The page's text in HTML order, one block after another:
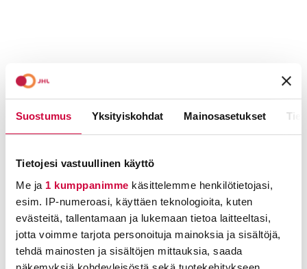
Suostumus Yksityiskohdat Mainosasetukset
Tietojesi vastuullinen käyttö
Me ja 1 kumppanimme käsittelemme henkilötietojasi,
esim. IP-numeroasi, käyttäen teknologioita, kuten
evästeitä, tallentamaan ja lukemaan tietoa laitteeltasi,
jotta voimme tarjota personoituja mainoksia ja sisältöjä,
tehdä mainosten ja sisältöjen mittauksia, saada